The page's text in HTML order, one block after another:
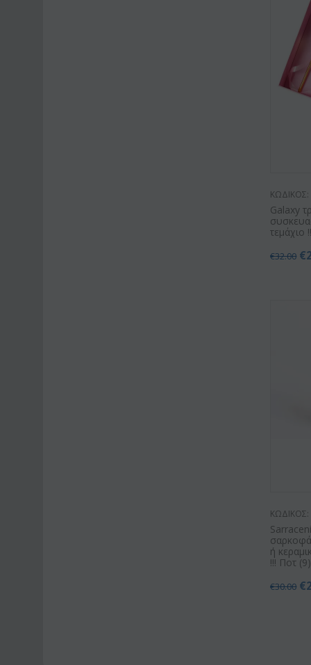
ΚΩΔΙΚΟΣ:
Galaxy
τεμάχιo
€32.00 €
ΚΩΔΙΚΟΣ:
ή
!!! Ποτ
€30.00 €